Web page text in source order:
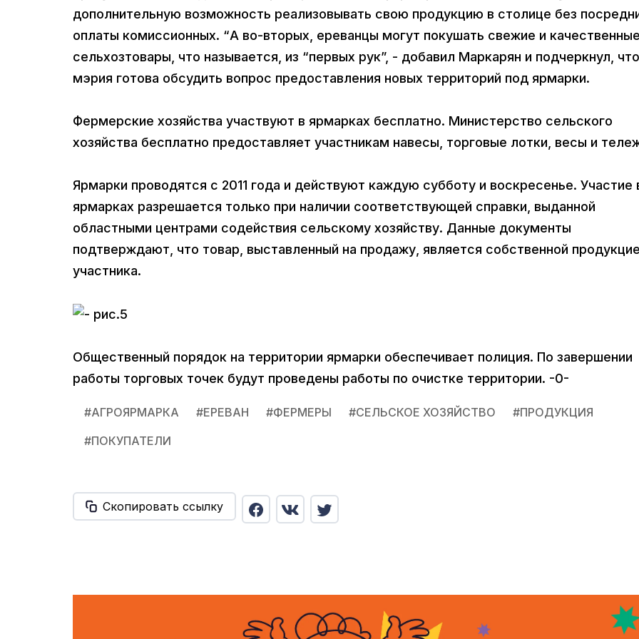
дополнительную возможность реализовывать свою продукцию в столице без
оплаты комиссионных. “А во-вторых, ереванцы могут покушать свежие и качественные
сельхозтовары, что называется, из “первых рук”, - добавил Маркарян и подчеркнул, что
мэрия готова обсудить вопрос предоставления новых территорий под ярмарки.
Фермерские хозяйства участвуют в ярмарках бесплатно. Министерство сельского
хозяйства бесплатно предоставляет участникам навесы, торговые лотки, весы и
Ярмарки проводятся с 2011 года и действуют каждую субботу и воскресенье. Участие
ярмарках разрешается только при наличии соответствующей справки, выданной
областными центрами содействия сельскому хозяйству. Данные документы
подтверждают, что товар, выставленный на продажу, является собственной
участника.
Общественный порядок на территории ярмарки обеспечивает полиция. По завершении
работы торговых точек будут проведены работы по очистке территории. -0-
#АГРОЯРМАРКА #ЕРЕВАН #ФЕРМЕРЫ #СЕЛЬСКОЕ ХОЗЯЙСТВО #ПРОДУКЦИЯ
#ПОКУПАТЕЛИ
Скопировать ссылку